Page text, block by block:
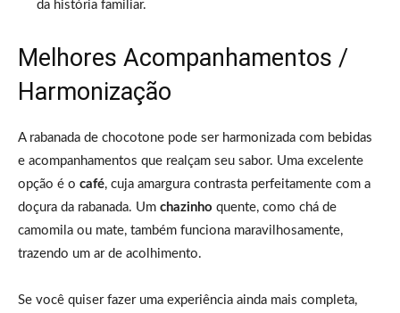
da história familiar.
Melhores Acompanhamentos /
Harmonização
A rabanada de chocotone pode ser harmonizada com bebidas
e acompanhamentos que realçam seu sabor. Uma excelente
opção é o café, cuja amargura contrasta perfeitamente com a
doçura da rabanada. Um chazinho quente, como chá de
camomila ou mate, também funciona maravilhosamente,
trazendo um ar de acolhimento.
Se você quiser fazer uma experiência ainda mais completa,